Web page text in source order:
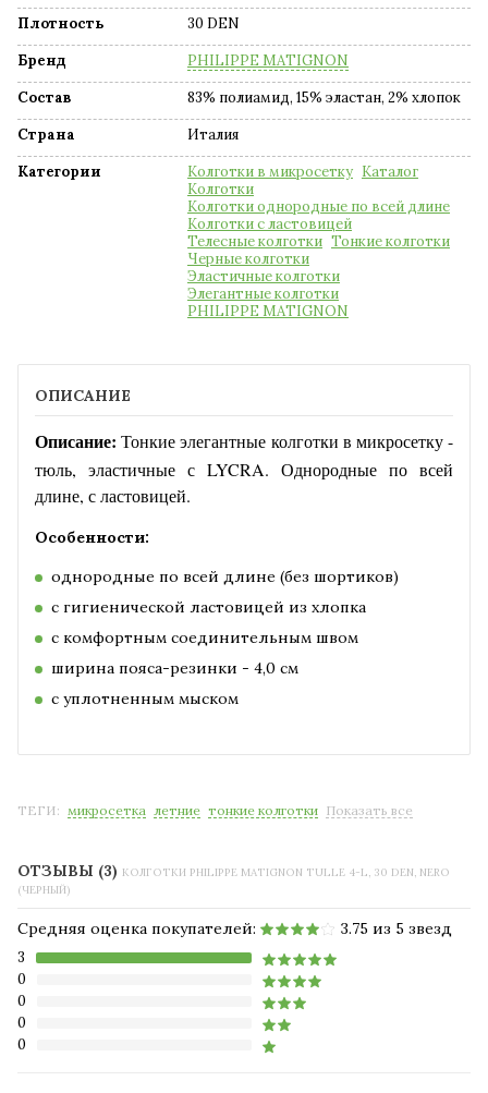
Плотность
30 DEN
Бренд
PHILIPPE MATIGNON
Состав
83% полиамид, 15% эластан, 2% хлопок
Страна
Италия
Категории
Колготки в микросетку Каталог
Колготки
Колготки однородные по всей длине
Колготки с ластовицей
Телесные колготки Тонкие колготки
Черные колготки
Эластичные колготки
Элегантные колготки
PHILIPPE MATIGNON
ОПИСАНИЕ
Описание:Тонкие элегантные колготки в микросетку -
тюль, эластичные с LYCRA. Однородные по всей
длине, с ластовицей.
Особенности:
однородные по всей длине (без шортиков)
с гигиенической ластовицей из хлопка
с комфортным соединительным швом
ширина пояса-резинки - 4,0 см
с уплотненным мыском
ТЕГИ: микросетка летние тонкие колготки Показать все
ОТЗЫВЫ (3) КОЛГОТКИ PHILIPPE MATIGNON TULLE 4-L, 30 DEN, NERO
(ЧЕРНЫЙ)
Средняя оценка покупателей: 3.75 из 5 звезд
3
0
0
0
0